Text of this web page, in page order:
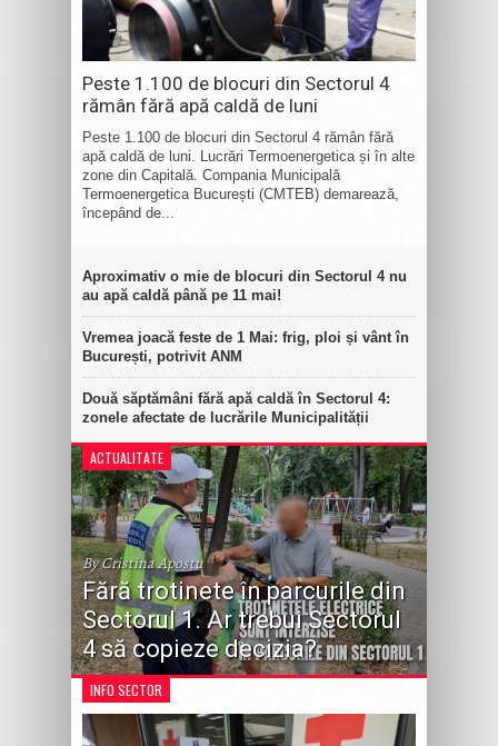
Peste 1.100 de blocuri din Sectorul 4
rămân fără apă caldă de luni
Peste 1.100 de blocuri din Sectorul 4 rămân fără
apă caldă de luni. Lucrări Termoenergetica și în alte
zone din Capitală. Compania Municipală
Termoenergetica București (CMTEB) demarează,
începând de...
Aproximativ o mie de blocuri din Sectorul 4 nu
au apă caldă până pe 11 mai!
Vremea joacă feste de 1 Mai: frig, ploi și vânt în
București, potrivit ANM
Două săptămâni fără apă caldă în Sectorul 4:
zonele afectate de lucrările Municipalității
ACTUALITATE
By Cristina Apostu
Fără trotinete în parcurile din
Sectorul 1. Ar trebui Sectorul
4 să copieze decizia?
INFO SECTOR